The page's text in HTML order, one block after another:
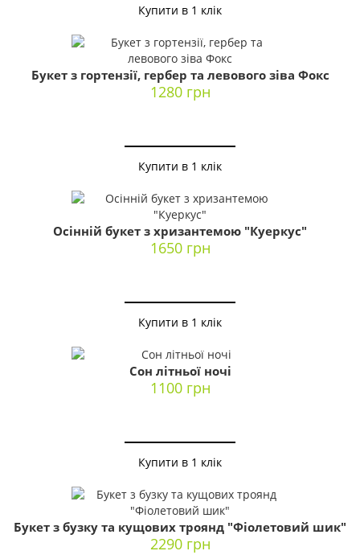
Купити в 1 клік
Букет з гортензії, гербер та левового зіва Фокс
1280 грн
Купити в 1 клік
Осінній букет з хризантемою "Куеркус"
1650 грн
Купити в 1 клік
Сон літньої ночі
1100 грн
Купити в 1 клік
Букет з бузку та кущових троянд "Фіолетовий шик"
2290 грн